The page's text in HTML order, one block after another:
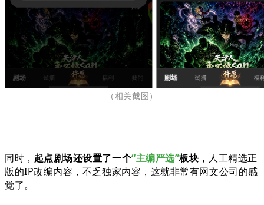
（相关截图）
同时， 起点剧场还设置了一个“主编严选”板块 ， 人工精选正
版的IP改编内容，不乏独家内容，这就非常有网文公司的感
觉了。